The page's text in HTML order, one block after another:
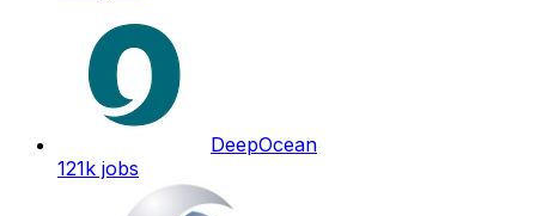
DeepOcean
121k jobs